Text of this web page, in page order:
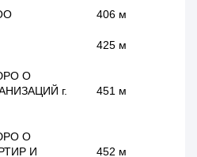
406 м
425 м
О
г.
451 м
О
И
452 м